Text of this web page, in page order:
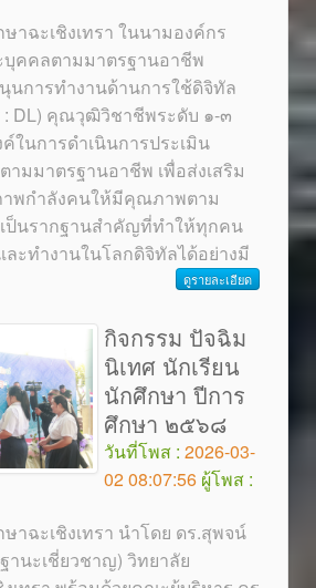
าฉะเชิงเทรา ในนามองค์กร
บุคคลตามมาตรฐานอาชีพ
นการทำงานด้านการใช้ดิจิทัล
: DL) คุณวุฒิวิชาชีพระดับ ๑-๓
ในการดำเนินการประเมิน
มมาตรฐานอาชีพ เพื่อส่งเสริม
พกำลังคนให้มีคุณภาพตาม
ป็นรากฐานสำคัญที่ทำให้ทุกคน
ะทำงานในโลกดิจิทัลได้อย่างมี
ดูรายละเอียด
กิจกรรม ปัจฉิม
นิเทศ นักเรียน
นักศึกษา ปีการ
ศึกษา ๒๕๖๘
วันที่โพส : 2026-03-
02 08:07:56 ผู้โพส :
าฉะเชิงเทรา นำโดย ดร.สุพจน์
านะเชี่ยวชาญ) วิทยาลัย